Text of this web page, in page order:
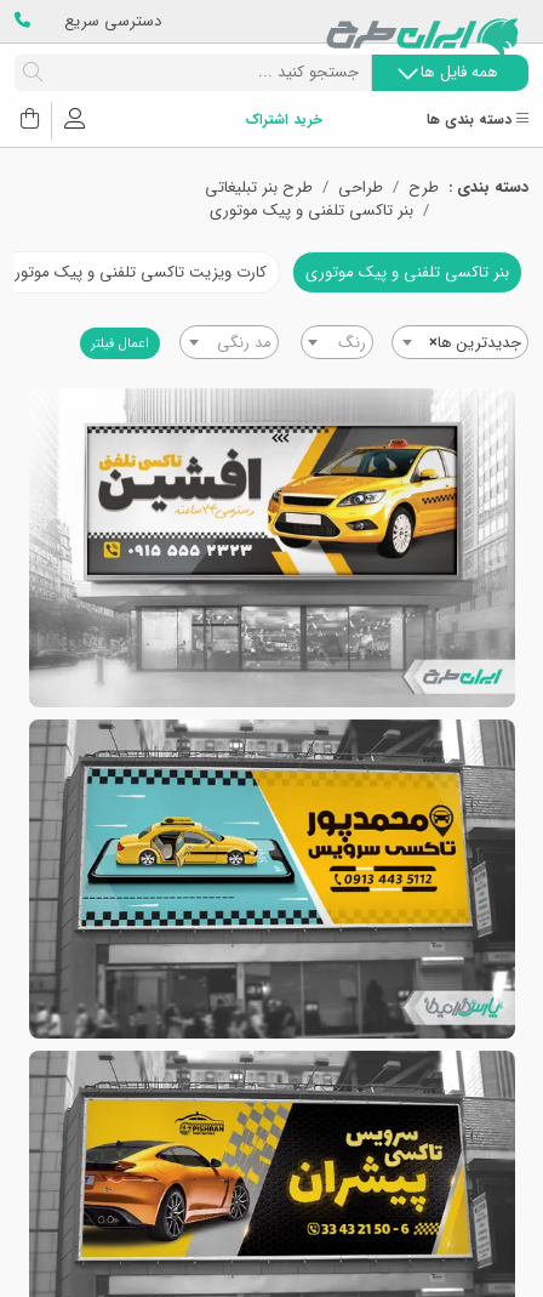
دسترسی سریع
همه فایل ها
دسته بندی ها خرید اشتراک
دسته بندی : طرح طراحی
طرح بنر تبلیغاتی
بنر تاکسی تلفنی و پیک موتوری
بنر تاکسی تلفنی و پیک موتوری کارت ویزیت تاکسی تلفنی و پیک موتوری
×جدیدترین ها رنگ مد رنگی اعمال فیلتر